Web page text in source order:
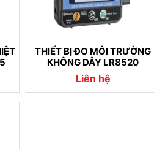
THIẾT BỊ ĐO MÔI TRƯỜNG
KHÔNG DÂY LR8520
Liên hệ